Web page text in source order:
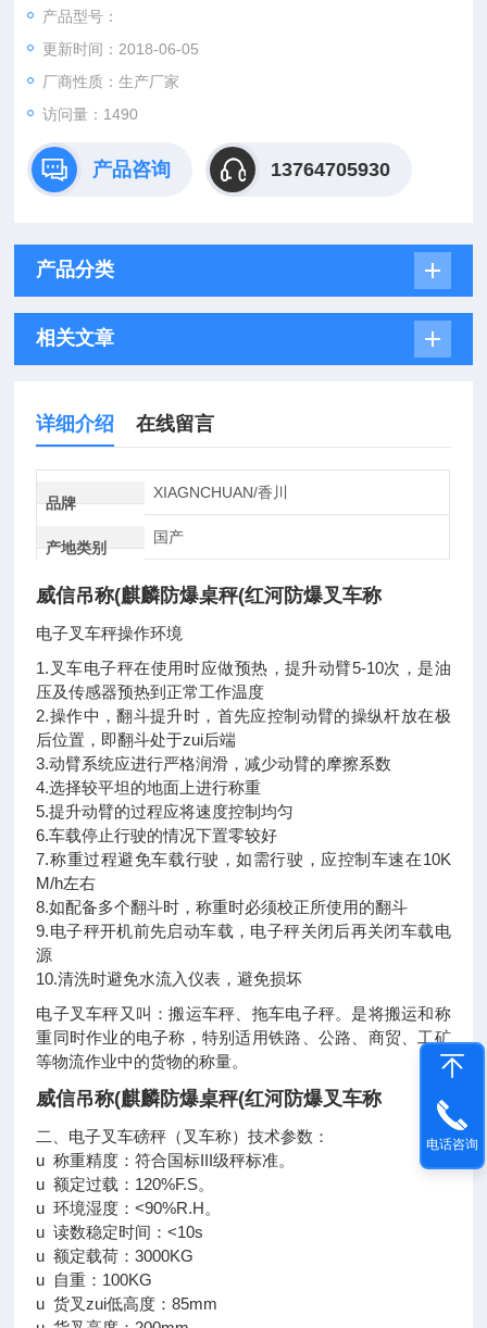
称重功能，为工厂大大地节约了时间。
产品型号：
更新时间：2018-06-05
厂商性质：生产厂家
访问量：1490
产品咨询 13764705930
产品分类
相关文章
详细介绍 在线留言
品牌
XIAGNCHUAN/香川
产地类别
国产
威信吊称(麒麟防爆桌秤(红河防爆叉车称
电子叉车秤操作环境
1.叉车电子秤在使用时应做预热，提升动臂5-10次，是油
压及传感器预热到正常工作温度
2.操作中，翻斗提升时，首先应控制动臂的操纵杆放在极
后位置，即翻斗处于zui后端
3.动臂系统应进行严格润滑，减少动臂的摩擦系数
4.选择较平坦的地面上进行称重
5.提升动臂的过程应将速度控制均匀
6.车载停止行驶的情况下置零较好
7.称重过程避免车载行驶，如需行驶，应控制车速在10K
M/h左右
8.如配备多个翻斗时，称重时必须校正所使用的翻斗
9.电子秤开机前先启动车载，电子秤关闭后再关闭车载电
源
10.清洗时避免水流入仪表，避免损坏
电子叉车秤又叫：搬运车秤、拖车电子秤。是将搬运和称
重同时作业的电子称，特别适用铁路、公路、商贸、工矿
等物流作业中的货物的称量。
威信吊称(麒麟防爆桌秤(红河防爆叉车称
二、电子叉车磅秤（叉车称）技术参数：
u 称重精度：符合国标III级秤标准。
u 额定过载：120%F.S。
u 环境湿度：<90%R.H。
u 读数稳定时间：<10s
u 额定载荷：3000KG
u 自重：100KG
u 货叉zui低高度：85mm
电话咨询